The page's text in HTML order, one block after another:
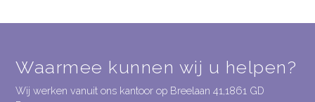
Waarmee kunnen wij u helpen?
Wij werken vanuit ons kantoor op Breelaan 41,1861 GD